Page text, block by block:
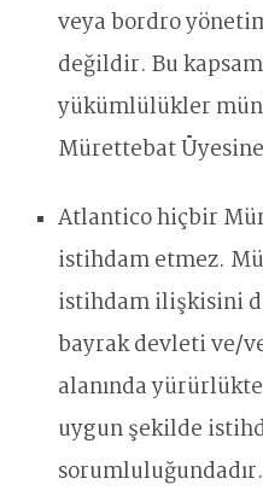
veya bordro
değildir. Bu
yükümlülükler
Mürettebat
Atlantico hiçbir
istihdam etmez.
istihdam ilişkisini
bayrak devleti ve/
alanında
uygun şekilde